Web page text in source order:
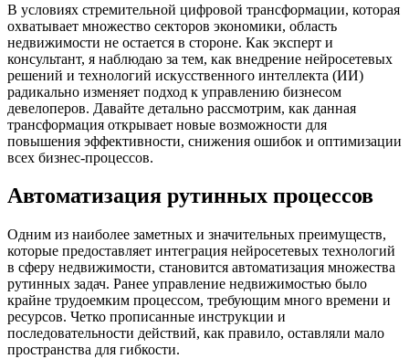
В условиях стремительной цифровой трансформации, которая
охватывает множество секторов экономики, область
недвижимости не остается в стороне. Как эксперт и
консультант, я наблюдаю за тем, как внедрение нейросетевых
решений и технологий искусственного интеллекта (ИИ)
радикально изменяет подход к управлению бизнесом
девелоперов. Давайте детально рассмотрим, как данная
трансформация открывает новые возможности для
повышения эффективности, снижения ошибок и оптимизации
всех бизнес-процессов.
Автоматизация рутинных процессов
Одним из наиболее заметных и значительных преимуществ,
которые предоставляет интеграция нейросетевых технологий
в сферу недвижимости, становится автоматизация множества
рутинных задач. Ранее управление недвижимостью было
крайне трудоемким процессом, требующим много времени и
ресурсов. Четко прописанные инструкции и
последовательности действий, как правило, оставляли мало
пространства для гибкости.